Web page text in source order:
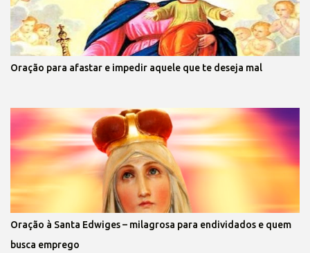
Oração para afastar e impedir aquele que te deseja mal
Oração à Santa Edwiges – milagrosa para endividados e quem
busca emprego